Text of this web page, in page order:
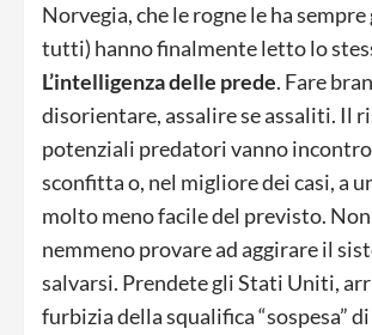
Norvegia, che le rogne le ha
tutti) hanno finalmente letto lo
L’intelligenza delle prede. Fare
disorientare, assalire se assaliti. Il
potenziali predatori vanno
sconfitta o, nel migliore dei casi, a
molto meno facile del previsto.
nemmeno provare ad aggirare il
salvarsi. Prendete gli Stati Uniti,
furbizia della squalifica “sospesa” di